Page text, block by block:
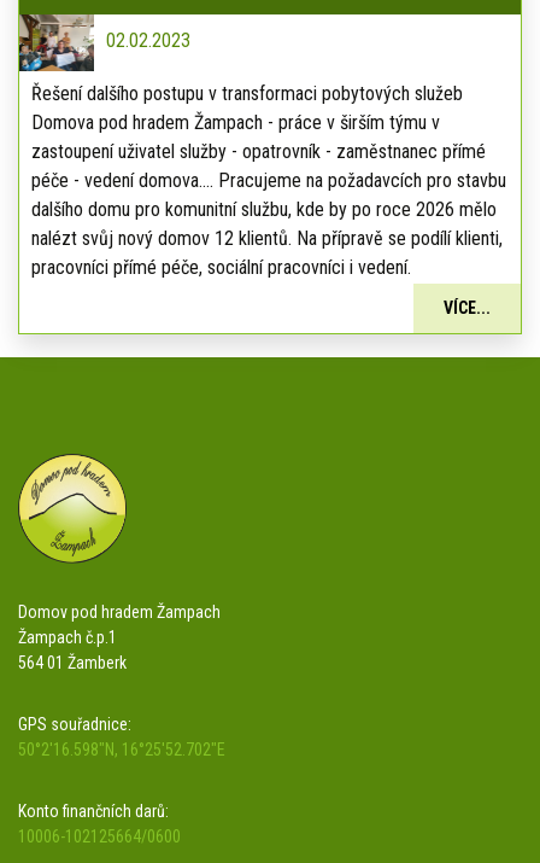
02.02.2023
Řešení dalšího postupu v transformaci pobytových služeb
Domova pod hradem Žampach - práce v širším týmu v
zastoupení uživatel služby - opatrovník - zaměstnanec přímé
péče - vedení domova.... Pracujeme na požadavcích pro stavbu
dalšího domu pro komunitní službu, kde by po roce 2026 mělo
nalézt svůj nový domov 12 klientů. Na přípravě se podílí klienti,
pracovníci přímé péče, sociální pracovníci i vedení.
VÍCE...
Domov pod hradem Žampach
Žampach č.p.1
564 01 Žamberk
GPS souřadnice:
50°2'16.598"N, 16°25'52.702"E
Konto finančních darů:
10006-102125664/0600